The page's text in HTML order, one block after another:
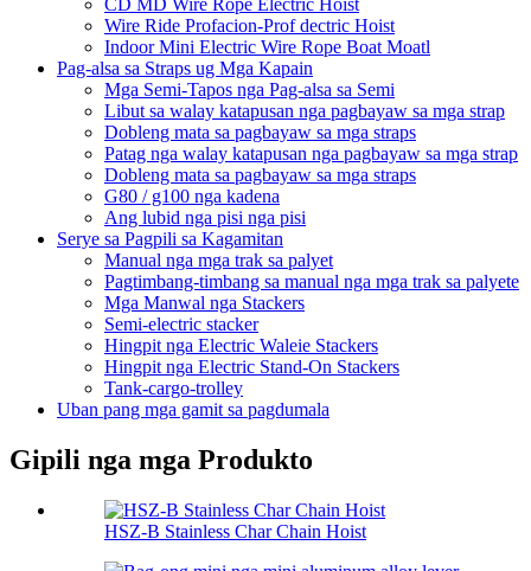
CD MD Wire Rope Electric Hoist
Wire Ride Profacion-Prof dectric Hoist
Indoor Mini Electric Wire Rope Boat Moatl
Pag-alsa sa Straps ug Mga Kapain
Mga Semi-Tapos nga Pag-alsa sa Semi
Libut sa walay katapusan nga pagbayaw sa mga strap
Dobleng mata sa pagbayaw sa mga straps
Patag nga walay katapusan nga pagbayaw sa mga strap
Dobleng mata sa pagbayaw sa mga straps
G80 / g100 nga kadena
Ang lubid nga pisi nga pisi
Serye sa Pagpili sa Kagamitan
Manual nga mga trak sa palyet
Pagtimbang-timbang sa manual nga mga trak sa palyete
Mga Manwal nga Stackers
Semi-electric stacker
Hingpit nga Electric Waleie Stackers
Hingpit nga Electric Stand-On Stackers
Tank-cargo-trolley
Uban pang mga gamit sa pagdumala
Gipili nga mga Produkto
HSZ-B Stainless Char Chain Hoist